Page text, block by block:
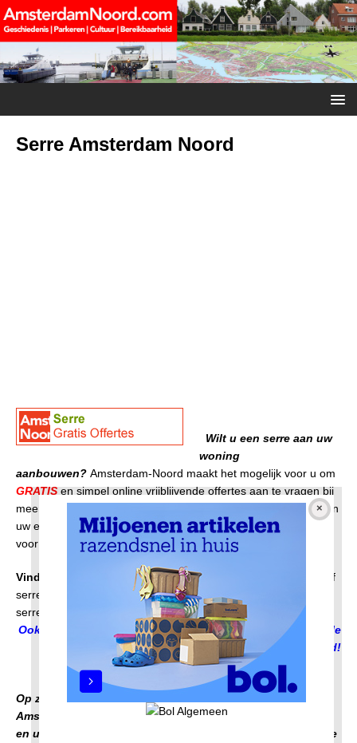
Serre Amsterdam Noord
Wilt u een serre aan uw
woning
aanbouwen? Amsterdam-Noord maakt het mogelijk voor u om
GRATISen simpel online vrijblijvende offertes aan te vragen bij
meerdere leveranciers. Zo komt u te weten wat de kosten zijn in
uw eigen regio. Offertes zijn gratis en vrijblijvend aan te vragen
voor zowel particulieren als zakelijk gebruik.
Vind de goedkoopste serre voor onder andere:
Kunststof
serre;
Aluminium serre; Houten serre;
serre.
Ook handig voor niet Noorderlingen. Offertes door het hele
land!
Op zoek naar een bedrijf voor een serreuitbreiding in
Amsterdam-Noord? Offerte aanvragen, prijzen vergelijken
en u kiest een kunststof, aluminium, houten of gemetselde